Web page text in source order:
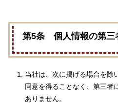
第5条 個人情報の第三
当社は、次に掲げる場合を除
同意を得ることなく、第三者
ありません。